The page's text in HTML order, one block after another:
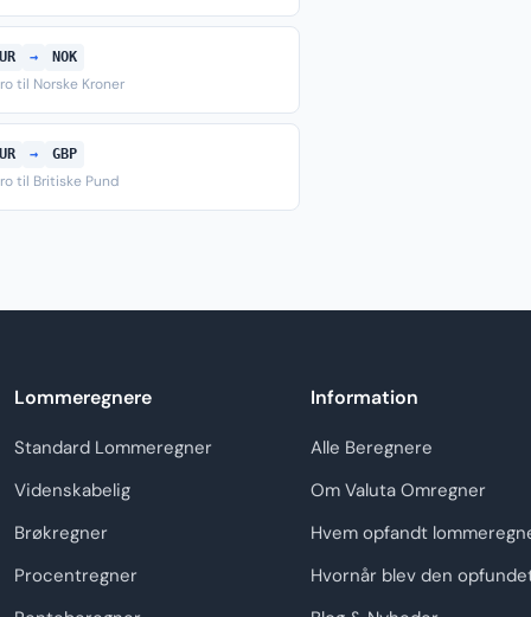
→ NOK
til Norske Kroner
→ GBP
til Britiske Pund
Lommeregnere
Standard Lommeregner
Videnskabelig
Brøkregner
Procentregner
Information
Alle Beregnere
Om Valuta Omregner
Hvem opfandt
Hvornår blev den